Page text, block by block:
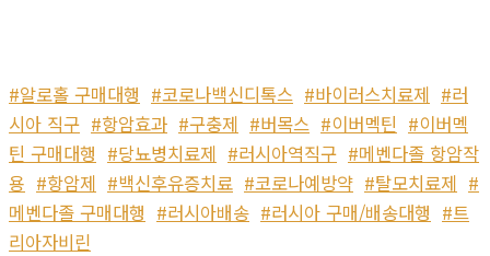
#알로홀 구매대행 #코로나백신디톡스 #바이러스치료제 #러
시아 직구 #항암효과 #구충제 #버목스 #이버멕틴 #이버멕
틴 구매대행 #당뇨병치료제 #러시아역직구 #메벤다졸 항암작
용 #항암제 #백신후유증치료 #코로나예방약 #탈모치료제 #
메벤다졸 구매대행 #러시아배송 #러시아 구매/배송대행 #트
리아자비린